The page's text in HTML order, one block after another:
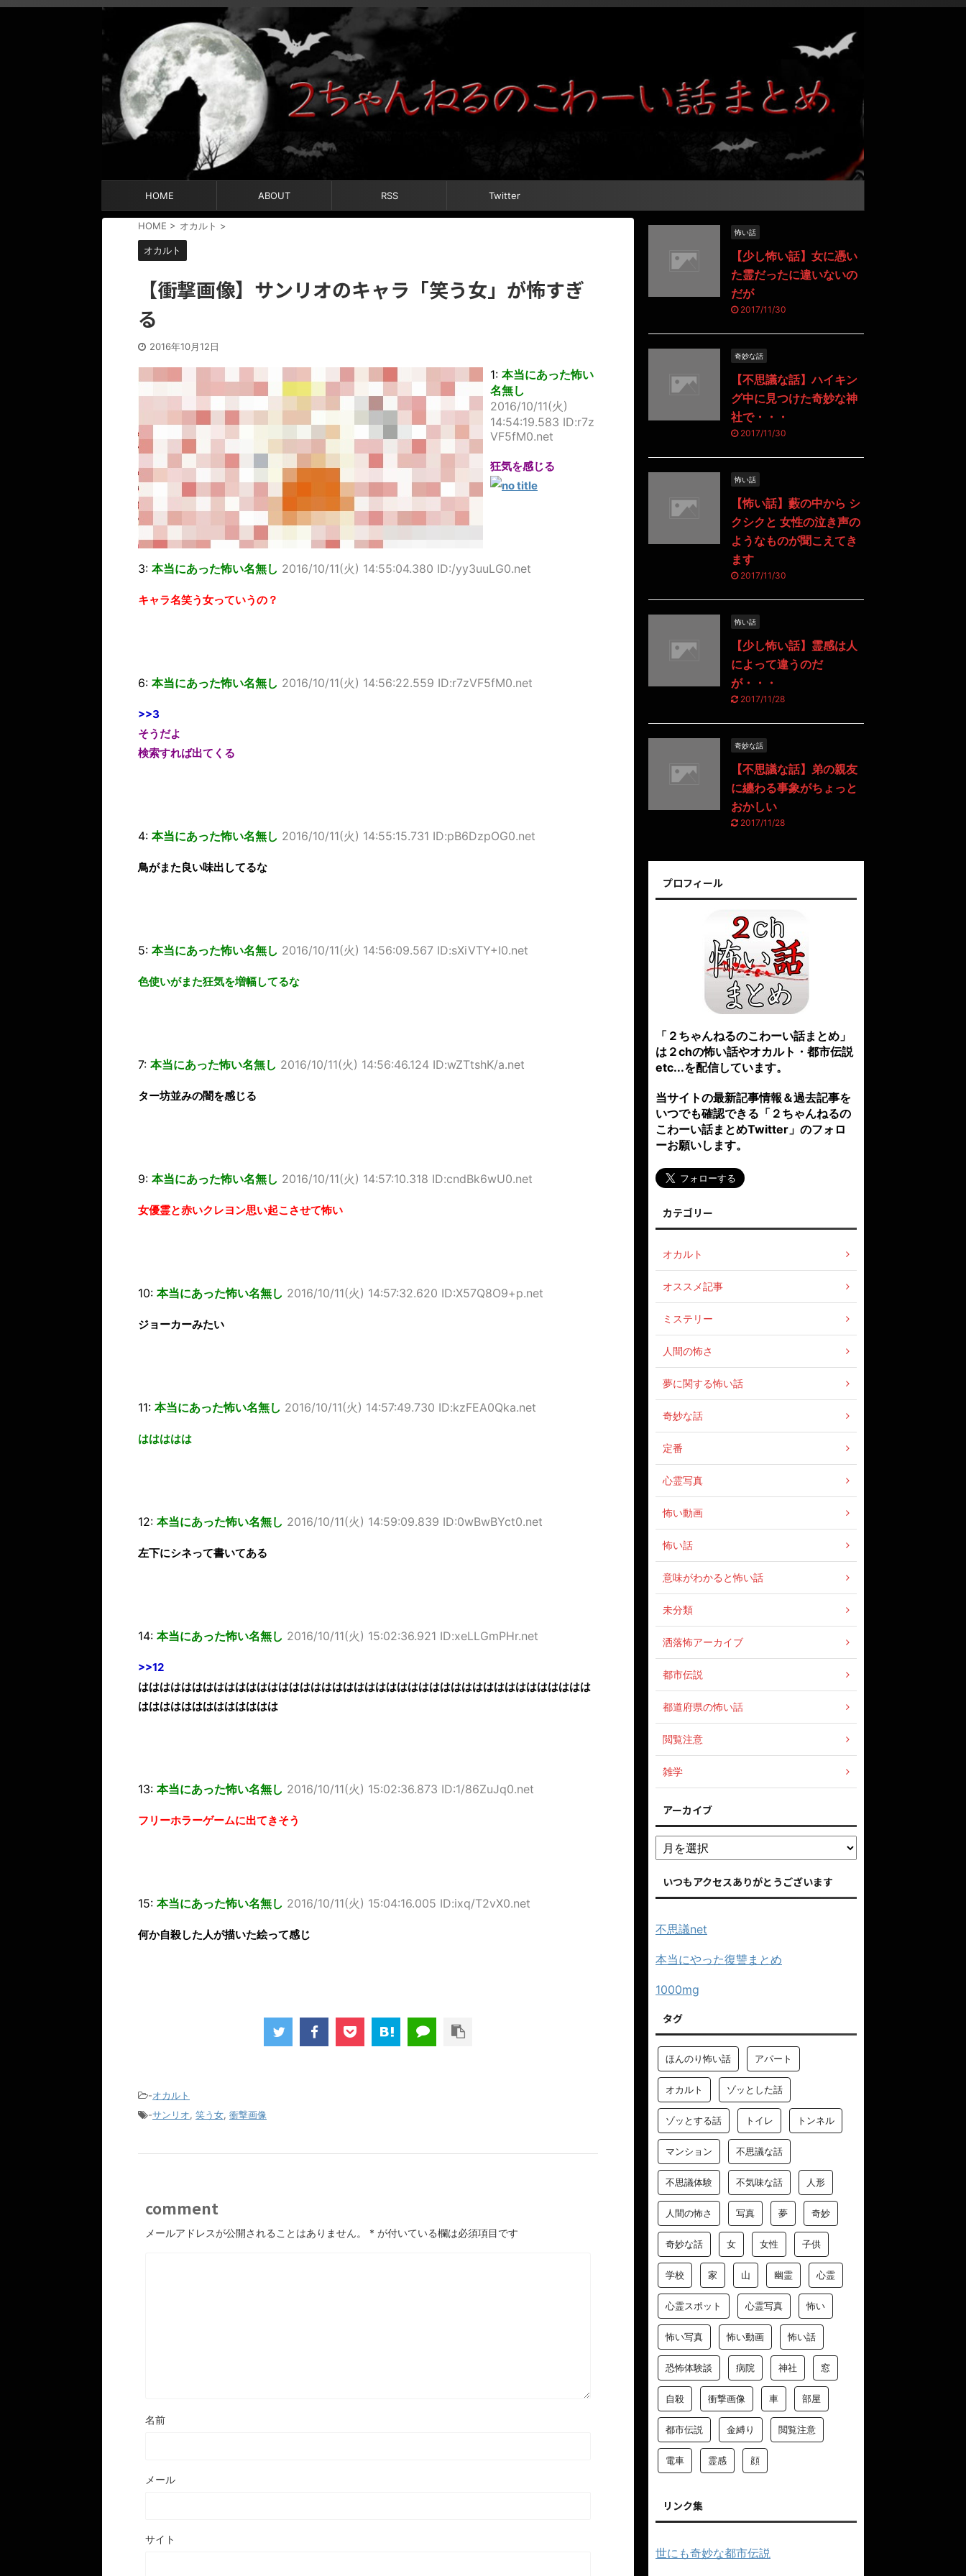
HOME ABOUT RSS Twitter
HOME > オカルト >
オカルト
【衝撃画像】サンリオのキャラ「笑う女」が怖すぎ
る
2016年10月12日
1: 本当にあった怖い
名無し
2016/10/11(火)
14:54:19.583 ID:r7z
VF5fM0.net
狂気を感じる
3: 本当にあった怖い名無し 2016/10/11(火) 14:55:04.380 ID:/yy3uuLG0.net
キャラ名笑う女っていうの？
6: 本当にあった怖い名無し 2016/10/11(火) 14:56:22.559 ID:r7zVF5fM0.net
>>3
そうだよ
検索すれば出てくる
4: 本当にあった怖い名無し 2016/10/11(火) 14:55:15.731 ID:pB6DzpOG0.net
鳥がまた良い味出してるな
5: 本当にあった怖い名無し 2016/10/11(火) 14:56:09.567 ID:sXiVTY+I0.net
色使いがまた狂気を増幅してるな
7: 本当にあった怖い名無し 2016/10/11(火) 14:56:46.124 ID:wZTtshK/a.net
ター坊並みの闇を感じる
9: 本当にあった怖い名無し 2016/10/11(火) 14:57:10.318 ID:cndBk6wU0.net
女優霊と赤いクレヨン思い起こさせて怖い
10: 本当にあった怖い名無し 2016/10/11(火) 14:57:32.620 ID:X57Q8O9+p.net
ジョーカーみたい
11: 本当にあった怖い名無し 2016/10/11(火) 14:57:49.730 ID:kzFEA0Qka.net
ははははは
12: 本当にあった怖い名無し 2016/10/11(火) 14:59:09.839 ID:0wBwBYct0.net
左下にシネって書いてある
14: 本当にあった怖い名無し 2016/10/11(火) 15:02:36.921 ID:xeLLGmPHr.net
>>12
はははははははははははははははははははははははははははははははははははははははははは
ははははははははははははは
13: 本当にあった怖い名無し 2016/10/11(火) 15:02:36.873 ID:1/86ZuJq0.net
フリーホラーゲームに出てきそう
15: 本当にあった怖い名無し 2016/10/11(火) 15:04:16.005 ID:ixq/T2vX0.net
何か自殺した人が描いた絵って感じ
-オカルト
-サンリオ, 笑う女, 衝撃画像
comment
メールアドレスが公開されることはありません。 * が付いている欄は必須項目です
名前
メール
サイト
怖い話
【少し怖い話】女に憑い
た霊だったに違いないの
だが
2017/11/30
奇妙な話
【不思議な話】ハイキン
グ中に見つけた奇妙な神
社で・・・
2017/11/30
怖い話
【怖い話】藪の中から シ
クシクと 女性の泣き声の
ようなものが聞こえてき
ます
2017/11/30
怖い話
【少し怖い話】霊感は人
によって違うのだ
が・・・
2017/11/28
奇妙な話
【不思議な話】弟の親友
に纏わる事象がちょっと
おかしい
2017/11/28
プロフィール
「２ちゃんねるのこわーい話まとめ」
は２chの怖い話やオカルト・都市伝説
etc...を配信しています。
当サイトの最新記事情報＆過去記事を
いつでも確認できる「２ちゃんねるの
こわーい話まとめTwitter」のフォロ
ーお願いします。
カテゴリー
オカルト
オススメ記事
ミステリー
人間の怖さ
夢に関する怖い話
奇妙な話
定番
心霊写真
怖い動画
怖い話
意味がわかると怖い話
未分類
洒落怖アーカイブ
都市伝説
都道府県の怖い話
閲覧注意
雑学
アーカイブ
いつもアクセスありがとうございます
不思議net
本当にやった復讐まとめ
1000mg
タグ
ほんのり怖い話 アパート
オカルト ゾッとした話
ゾッとする話 トイレ トンネル
マンション 不思議な話
不思議体験 不気味な話 人形
人間の怖さ 写真 夢 奇妙
奇妙な話 女 女性 子供
学校 家 山 幽霊 心霊
心霊スポット 心霊写真 怖い
怖い写真 怖い動画 怖い話
恐怖体験談 病院 神社 窓
自殺 衝撃画像 車 部屋
都市伝説 金縛り 閲覧注意
電車 霊感 顔
リンク集
世にも奇妙な都市伝説